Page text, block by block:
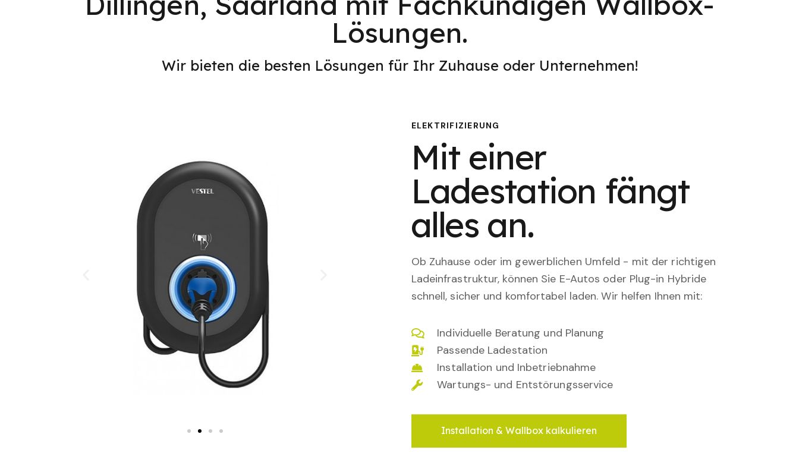
Lösungen.
Wir bieten die besten Lösungen für Ihr Zuhause oder Unternehmen!
ELEKTRIFIZIERUNG
Mit einer
Ladestation fängt
alles an.
Ob Zuhause oder im gewerblichen Umfeld - mit der richtigen
Ladeinfrastruktur, können Sie E-Autos oder Plug-in Hybride
schnell, sicher und komfortabel laden. Wir helfen Ihnen mit:
Individuelle Beratung und Planung
Passende Ladestation
Installation und Inbetriebnahme
Wartungs- und Entstörungsservice
Installation & Wallbox kalkulieren